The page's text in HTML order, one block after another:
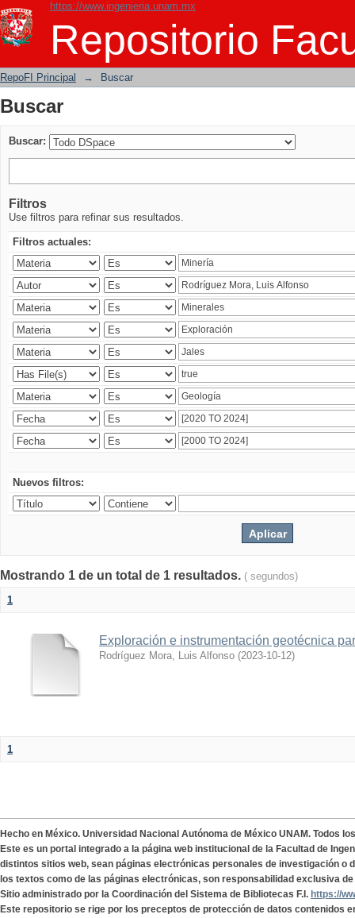
https://www.ingenieria.unam.mx
Repositorio
Buscar
RepoFI Principal → Buscar
Buscar
Buscar:
Filtros
Use filtros para refinar sus resultados.
Filtros actuales:
Nuevos filtros:
Mostrando 1 de un total de 1 resultados. ( segundos)
1
Exploración e instrumentación geotécnica
Rodríguez Mora, Luis Alfonso (2023-10-12)
1
Hecho en México. Universidad Nacional Autónoma de México UNAM. Todos
Este es un portal integrado a la página web institucional de la Facultad de
distintos sitios web, sean páginas electrónicas personales de investigación o
los textos como de las páginas electrónicas, son responsabilidad exclusiva
Sitio administrado por la Coordinación del Sistema de Bibliotecas F.I. https://
Este repositorio se rige por los preceptos de protección de datos contenidos